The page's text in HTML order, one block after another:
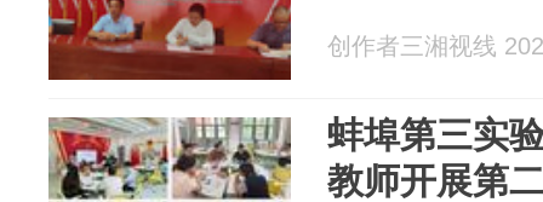
创作者三湘视线
蚌埠第三实
教师开展第